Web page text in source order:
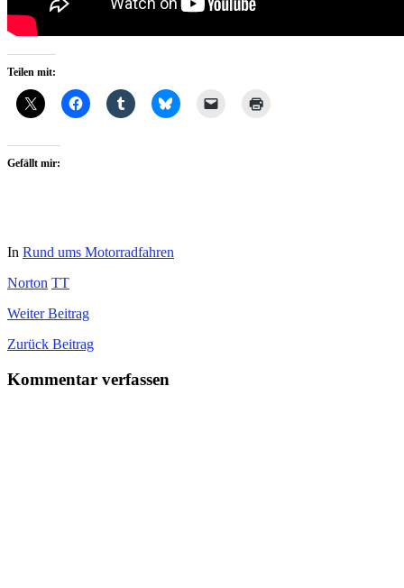
Teilen mit:
Gefällt mir:
In Rund ums Motorradfahren
Norton TT
WeiterBeitrag
Zurück Beitrag
Kommentar verfassen